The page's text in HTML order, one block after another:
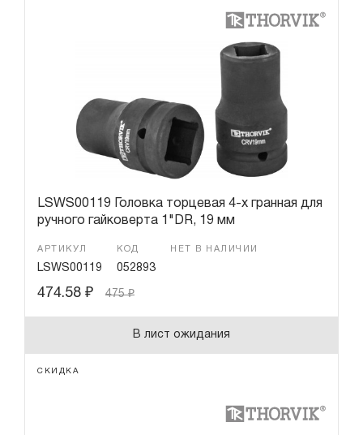
LSWS00119 Головка торцевая 4-х гранная для
ручного гайковерта 1"DR, 19 мм
АРТИКУЛ
LSWS00119
КОД
052893
НЕТ В НАЛИЧИИ
474.58 ₽ 475₽
В лист ожидания
СКИДКА